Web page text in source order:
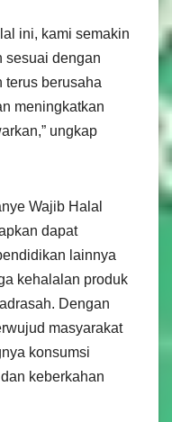
ini, kami semakin
sesuai dengan
terus berusaha
meningkatkan
ungkap
Wajib Halal
dapat
lainnya
kehalalan produk
Dengan
masyarakat
konsumsi
keberkahan